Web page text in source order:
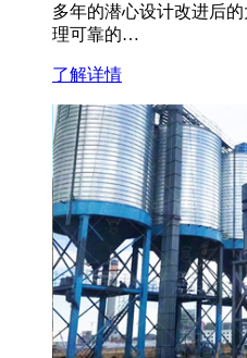
多年的潜心设计改进后
理可靠的…
了解详情